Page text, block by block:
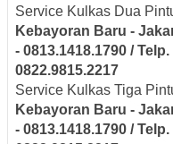
Service Kulkas Dua
Kebayoran Baru -
- 0813.1418.1790 /
0822.9815.2217
Service Kulkas Tiga
Kebayoran Baru -
- 0813.1418.1790 /